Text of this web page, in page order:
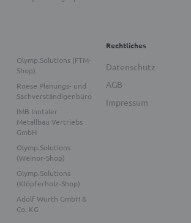
Olymp.Solutions (FTM-
Shop)
Roese Planungs- und
Sachverständigenbüro
IMB Inntaler
Metallbau Vertriebs
GmbH
Olymp.Solutions
(Weinor-Shop)
Olymp.Solutions
(Klöpferholz-Shop)
Adolf Würth GmbH &
Co. KG
Rechtliches
Datenschutz
AGB
Impressum